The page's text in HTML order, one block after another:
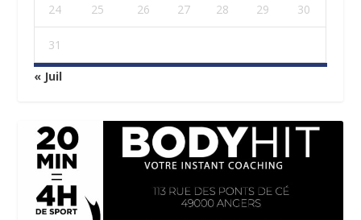
24 25 26 27 28 29 30
31
« Juil